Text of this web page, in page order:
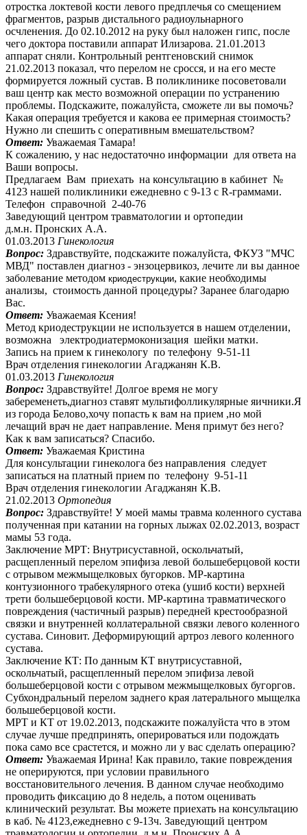
отростка локтевой кости левого предплечья со смещением
фрагментов, разрыв дистального радиоульнарного
осчленения. До 02.10.2012 на руку был наложен гипс, после
чего доктора поставили аппарат Илизарова. 21.01.2013
аппарат сняли. Контрольный рентгеновский снимок
21.02.2013 показал, что перелом не сросся, и на его месте
формируется ложный сустав. В поликлинике посоветовали
ваш центр как место возможной операции по устранению
проблемы. Подскажите, пожалуйста, сможете ли вы помочь?
Какая операция требуется и какова ее примерная стоимость?
Нужно ли спешить с оперативным вмешательством?
Ответ: Уважаемая Тамара!
К сожалению, у нас недостаточно информации для ответа на
Ваши вопросы.
Предлагаем Вам приехать на консультацию в кабинет №
4123 нашей поликлиники ежедневно с 9-13 с R-граммами.
Телефон справочной 2-40-76
Заведующий центром травматологии и ортопедии
д.м.н. Пронских А.А.
01.03.2013 Гинекология
Вопрос: Здравствуйте, подскажите пожалуйста, ФКУЗ "МЧС
МВД" поставлен диагноз - энзоцервикоз, лечите ли вы данное
заболевание методом криодеструкции, какие необходимы
анализы, стоимость данной процедуры? Заранее благодарю
Вас.
Ответ: Уважаемая Ксения!
Метод криодеструкции не используется в нашем отделении,
возможна электродиатермоконизация шейки матки.
Запись на прием к гинекологу по телефону 9-51-11
Врач отделения гинекологии Агаджанян К.В.
01.03.2013 Гинекология
Вопрос: Здравствуйте! Долгое время не могу
забеременеть,диагноз ставят мультифолликулярные яичники.Я
из города Белово,хочу попасть к вам на прием ,но мой
лечащий врач не дает направление. Меня примут без него?
Как к вам записаться? Спасибо.
Ответ: Уважаемая Кристина
Для консультации гинеколога без направления следует
записаться на платный прием по телефону 9-51-11
Врач отделения гинекологии Агаджанян К.В.
21.02.2013 Ортопедия
Вопрос: Здравствуйте! У моей мамы травма коленного сустава
полученная при катании на горных лыжах 02.02.2013, возраст
мамы 53 года.
Заключение МРТ: Внутрисуставной, оскольчатый,
расщепленный перелом эпифиза левой большеберцовой кости
с отрывом межмыщелковых бугорков. МР-картина
контузионного трабекулярного отека (ушиб кости) верхней
трети большеберцовой кости. МР-картина травматического
повреждения (частичный разрыв) передней крестообразной
связки и внутренней коллатеральной связки левого коленного
сустава. Синовит. Деформирующий артроз левого коленного
сустава.
Заключение КТ: По данным КТ внутрисуставной,
оскольчатый, расщепленный перелом эпифиза левой
большеберцовой кости с отрывом межмыщелковых бугоргов.
Субхондральный перелом заднего края латерального мыщелка
большеберцовой кости.
МРТ и КТ от 19.02.2013, подскажите пожалуйста что в этом
случае лучше предпринять, оперироваться или подождать
пока само все срастется, и можно ли у вас сделать операцию?
Ответ: Уважаемая Ирина! Как правило, такие повреждения
не оперируются, при условии правильного
восстановительного лечения. В данном случае необходимо
проводить фиксацию до 8 недель, а потом оценивать
клинический результат. Вы можете приехать на консультацию
в каб. № 4123,ежедневно с 9-13ч. Заведующий центром